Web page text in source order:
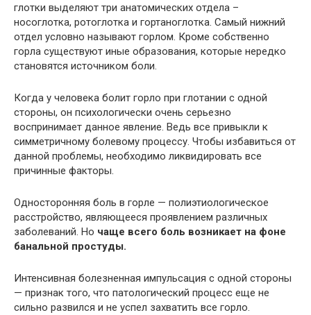
глотки выделяют три анатомических отдела –
носоглотка, ротоглотка и гортаноглотка. Самый нижний
отдел условно называют горлом. Кроме собственно
горла существуют иные образования, которые нередко
становятся источником боли.
Когда у человека болит горло при глотании с одной
стороны, он психологически очень серьезно
воспринимает данное явление. Ведь все привыкли к
симметричному болевому процессу. Чтобы избавиться от
данной проблемы, необходимо ликвидировать все
причинные факторы.
Односторонняя боль в горле — полиэтиологическое
расстройство, являющееся проявлением различных
заболеваний. Но чаще всего боль возникает на фоне
банальной простуды.
Интенсивная болезненная импульсация с одной стороны
— признак того, что патологический процесс еще не
сильно развился и не успел захватить все горло.